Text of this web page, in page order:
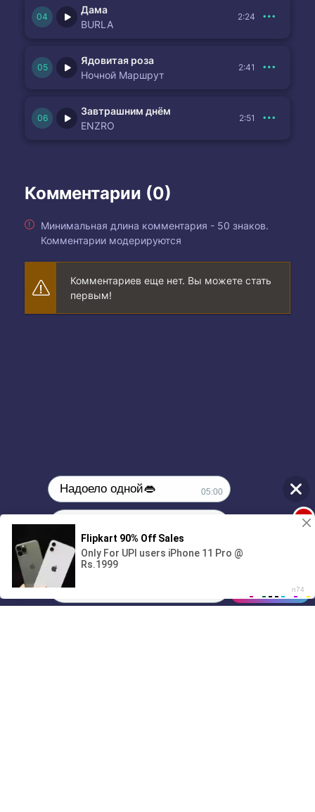
Дама
BURLA
2:24
Ядовитая роза
Ночной Маршрут
2:41
Завтрашним днём
ENZRO
2:51
Комментарии (0)
Минимальная длина комментария - 50 знаков.
Комментарии модерируются
Комментариев еще нет. Вы можете стать
первым!
01/07
00:00
Надоело одной👄 05:00
🔞Может, изменим это?💦 1